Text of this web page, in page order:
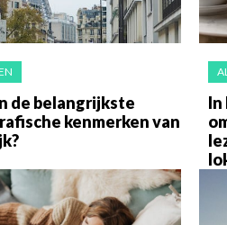
de belangrijkste
kenmerken van
In